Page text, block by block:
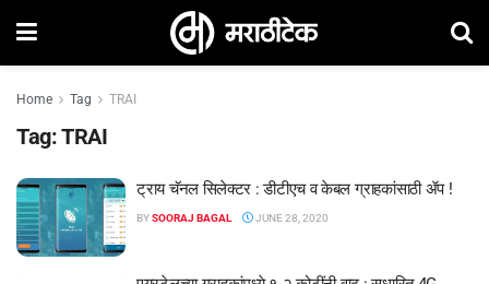
Home Tag TRAI
Tag:TRAI
ट्राय चॅनल सिलेक्टर : डीटीएच व केबल ग्राहकांसाठी ॲप !
BYSOORAJ BAGAL JUNE 28, 2020